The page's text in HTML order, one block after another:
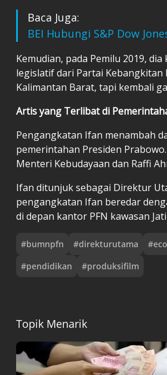
Baca Juga:
BEI Hubungi S&P Dow
Kemudian, pada Pemilu 2019,
legislatif dari Partai Kebangkitan
Kalimantan Barat, tapi kembali
Artis yang Terlibat di
Pengangkatan Ifan menambah
pemerintahan Presiden
Menteri Kebudayaan dan Raffi
Ifan ditunjuk sebagai Direktur
pengangkatan Ifan beredar
di depan kantor PFN kawasan
#bumnpfn #direkturutama #
#pendidikan #produksifilm
Topik Menarik